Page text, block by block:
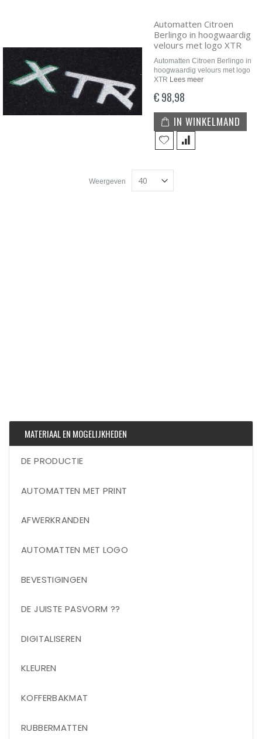
Automatten Citroen
Berlingo in hoogwaardig
velours met logo XTR
Automatten Citroen Berlingo in
hoogwaardig velours met logo
XTR Lees meer
€ 98,98
IN WINKELMAND
Weergeven
MATERIAAL EN MOGELIJKHEDEN
DE PRODUCTIE
AUTOMATTEN MET PRINT
AFWERKRANDEN
AUTOMATTEN MET LOGO
BEVESTIGINGEN
DE JUISTE PASVORM ??
DIGITALISEREN
KLEUREN
KOFFERBAKMAT
RUBBERMATTEN